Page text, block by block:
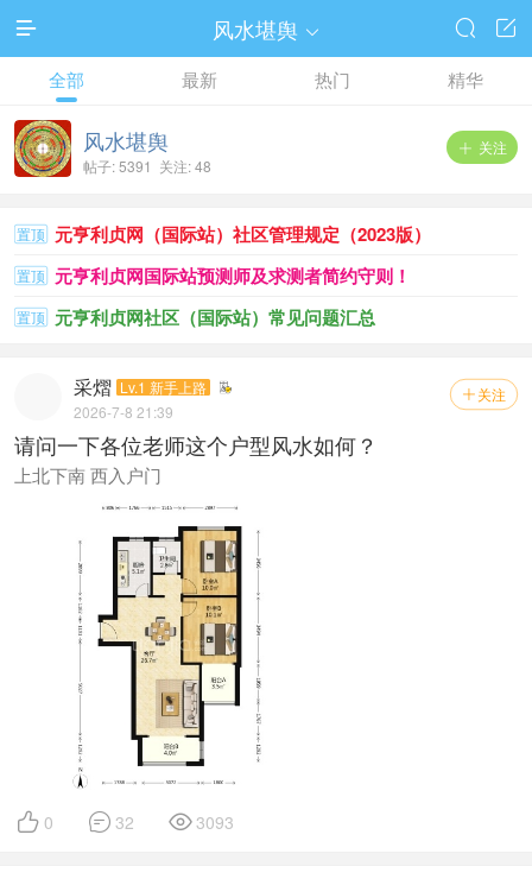
 风水堪舆  

全部 最新 热门 精华
 关注
风水堪舆
帖子: 5391 关注: 48
置顶 元亨利贞网（国际站）社区管理规定（2023版）
置顶 元亨利贞网国际站预测师及求测者简约守则！
置顶 元亨利贞网社区（国际站）常见问题汇总
 关注
采熠 Lv.1 新手上路
2026-7-8 21:39
请问一下各位老师这个户型风水如何？
上北下南 西入户门
 0  32 3093